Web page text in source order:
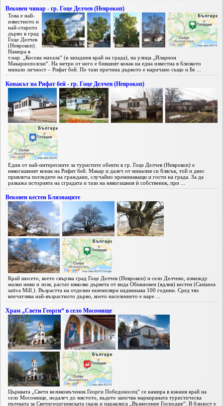
Вековен чинар - гр. Гоце Делчев (Неврокоп)
Това е най-
известното и
най-старото
дърво в град
Гоце Делчев
(Неврокоп).
Намира в
т.нар. „Косова махала“ (в западния край на града), на улица „Иларион
Макариополски“. На метри от него е бившият конак на една известна в близкото
минало личност – Рифат бей. По тази причина дървото е наричано също и Бе ...
Конакът на Рифат бей - гр. Гоце Делчев (Неврокоп)
Един от най-интересните за туристите обекти в гр. Гоце Делчев (Неврокоп) е
някогашният конак на Рифат бей. Макар и далеч от миналия си блясък, той и днес
привлича погледите на граждани, случайно преминаващи и гости на града. За да
разкажа историята на сградата и тази на някогашния ѝ собственик, при ...
Вековен кестен Близнаците
Край шосето, което свързва град Гоце Делчев (Неврокоп) и село Делчево, измежду
малки ниви и лозя, растат няколко дървета от вида Обикновен (ядлив) кестен (Castanea
sativa Mill.). Възрастта на отделни екземпляри надминава 100 години. Сред тях
впечатлява най-възрастното дърво, което населението е наре ...
Храм „Свети Георги“ в село Мoсомищe
Църквата „Свети великомъченик Георги Победоносец“ се намира в южния край на
село Мoсомищe, недалеч до мястото, където започва маркираната туристическа
пътеката за Светигеоргиевската скала и параклиса „Възнесение Господне“. В близост е